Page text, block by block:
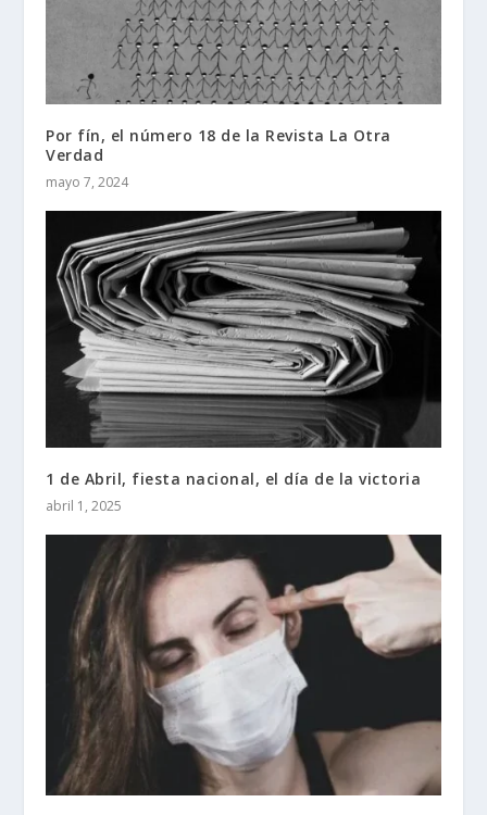
Por fín, el número 18 de la Revista La Otra
Verdad
mayo 7, 2024
1 de Abril, fiesta nacional, el día de la victoria
abril 1, 2025